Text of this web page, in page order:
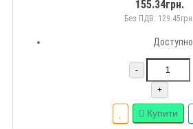
155.34грн.
Без ПДВ: 129.45грн.
Доступно
-
+
Купити